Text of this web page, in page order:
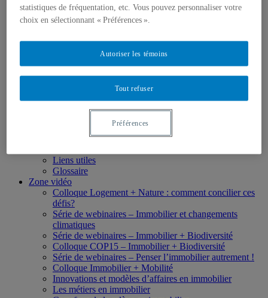
Réalisations et productions vidéo
Colloques, communications et conférences
Observatoire
Formation universitaire
Études de 1er cycle
Formation en ligne
Liens utiles
Glossaire
Zone vidéo
Colloque Logement + Nature : comment concilier ces
défis?
Série de webinaires – Immobilier et changements
climatiques
Série de webinaires – Immobilier + Biodiversité
Colloque COP15 – Immobilier + Biodiversité
Série de webinaires – Penser l’immobilier autrement !
Colloque Immobilier + Mobilité
Innovations et modèles d’affaires en immobilier
Les métiers en immobilier
statistiques de fréquentation, etc. Vous pouvez personnaliser votre
choix en sélectionnant « Préférences ».
Tout refuser
Autoriser les témoins
Préférences